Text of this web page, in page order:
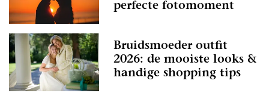
perfecte fotomoment
Bruidsmoeder outfit
2026: de mooiste looks &
handige shopping tips